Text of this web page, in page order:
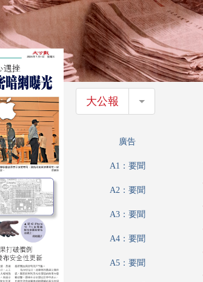
大公報 大公報
廣告
A1：要聞
A2：要聞
A3：要聞
A4：要聞
A5：要聞